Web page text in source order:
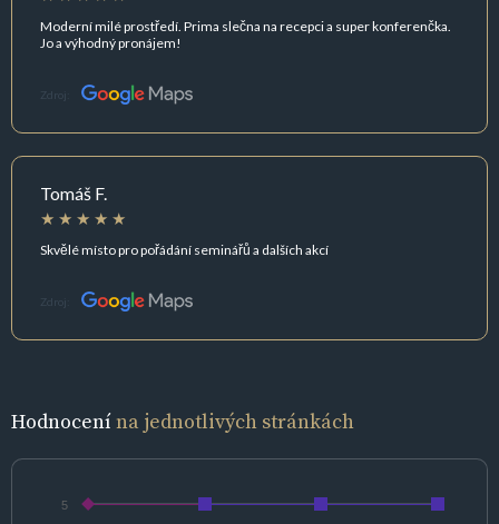
Moderní milé prostředí. Prima slečna na recepci a super konferenčka.
Jo a výhodný pronájem!
Zdroj:
Tomáš F.
Skvělé místo pro pořádání seminářů a dalších akcí
Zdroj:
Hodnocenína jednotlivých stránkách
5